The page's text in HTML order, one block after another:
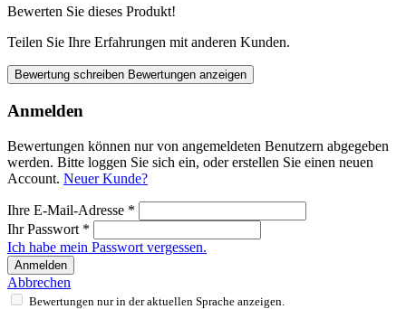
Bewerten Sie dieses Produkt!
Teilen Sie Ihre Erfahrungen mit anderen Kunden.
Bewertung schreiben Bewertungen anzeigen
Anmelden
Bewertungen können nur von angemeldeten Benutzern abgegeben
werden. Bitte loggen Sie sich ein, oder erstellen Sie einen neuen
Account. Neuer Kunde?
Ihre E-Mail-Adresse *
Ihr Passwort *
Ich habe mein Passwort vergessen.
Anmelden
Abbrechen
Bewertungen nur in der aktuellen Sprache anzeigen.